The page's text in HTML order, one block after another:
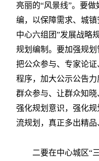
亮丽的“风景线”。要
编，以保障需求、城
中心六组团”发展战略
规划编制。要加强规划
把公众参与、专家论
程序，加大公示公告
群众参与、让群众知
强化规划意识，强化
流规划，真正多出精品
二要在中心城区“